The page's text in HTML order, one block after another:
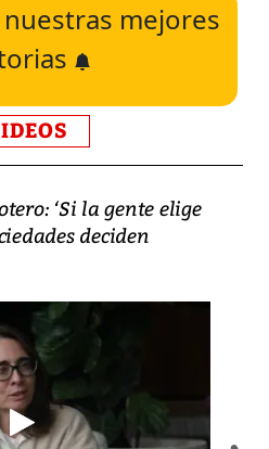
mejores
‘Si la gente elige
deciden